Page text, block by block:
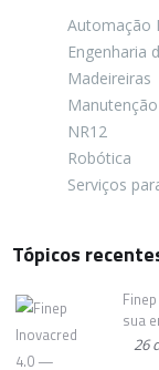
Automação
Engenharia
Madeireiras
NR12
Robótica
Serviços
Tópicos
sua
26